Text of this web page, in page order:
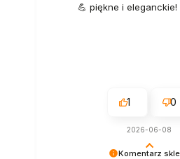
Komentarz
💪 piękne i eleganckie!
1 0
2026-06-08